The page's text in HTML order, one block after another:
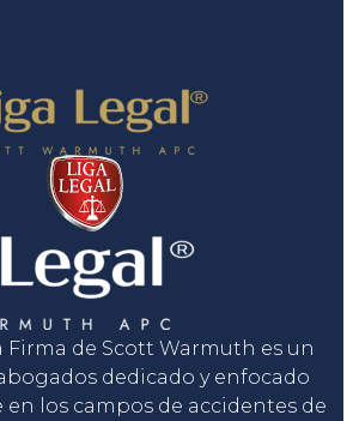
Firma de Scott Warmuth es un
dedicado y enfocado
los campos de accidentes de